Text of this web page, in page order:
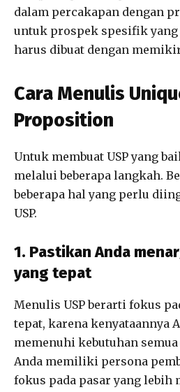
dalam percakapan dengan
untuk prospek spesifik yang
harus dibuat dengan
Cara Menulis
Proposition
Untuk membuat USP yang
melalui beberapa langkah.
beberapa hal yang perlu
USP.
1. Pastikan Anda
yang tepat
Menulis USP berarti fokus
tepat, karena kenyataannya
memenuhi kebutuhan
Anda memiliki persona
fokus pada pasar yang lebih